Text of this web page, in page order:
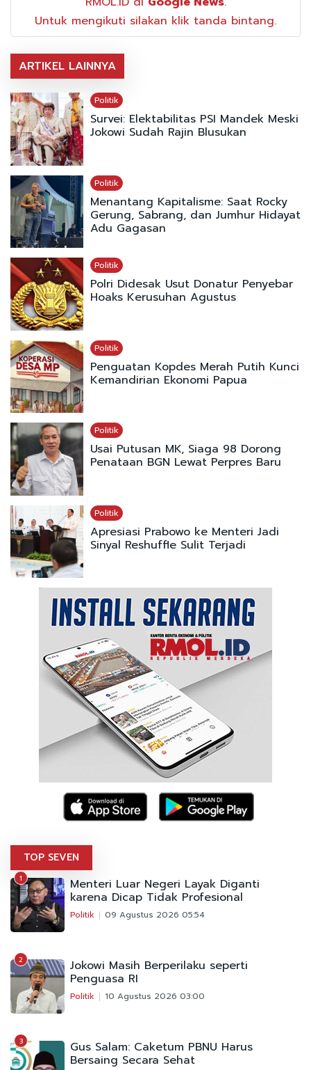
Untuk mengikuti silakan klik tanda bintang.
ARTIKEL LAINNYA
Politik
Survei: Elektabilitas PSI Mandek Meski
Jokowi Sudah Rajin Blusukan
Politik
Menantang Kapitalisme: Saat Rocky
Gerung, Sabrang, dan Jumhur Hidayat
Adu Gagasan
Politik
Polri Didesak Usut Donatur Penyebar
Hoaks Kerusuhan Agustus
Politik
Penguatan Kopdes Merah Putih Kunci
Kemandirian Ekonomi Papua
Politik
Usai Putusan MK, Siaga 98 Dorong
Penataan BGN Lewat Perpres Baru
Politik
Apresiasi Prabowo ke Menteri Jadi
Sinyal Reshuffle Sulit Terjadi
TOP SEVEN
1 Menteri Luar Negeri Layak Diganti
karena Dicap Tidak Profesional
Politik 09 Agustus 2026 05:54
2 Jokowi Masih Berperilaku seperti
Penguasa RI
Politik 10 Agustus 2026 03:00
3 Gus Salam: Caketum PBNU Harus
Bersaing Secara Sehat